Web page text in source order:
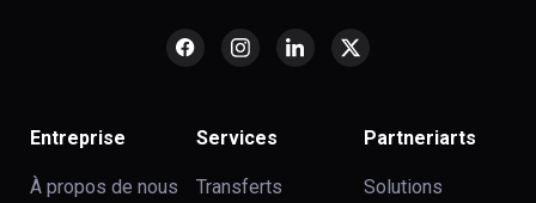
Entreprise
À propos de nous
Services
Transferts
Partneriarts
Solutions